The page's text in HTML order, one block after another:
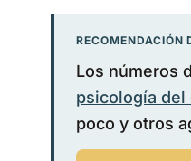
RECOMENDACIÓN
Los números
psicología del
poco y otros